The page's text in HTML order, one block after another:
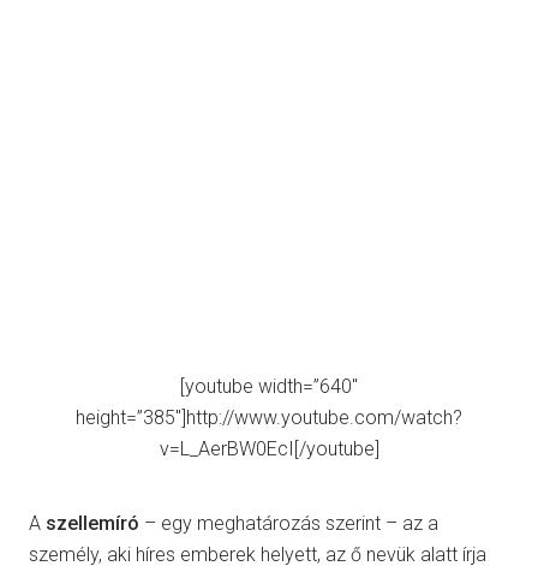
[youtube width=”640″
height=”385″]http://www.youtube.com/watch?
v=L_AerBW0EcI[/youtube]
A szellemíró – egy meghatározás szerint – az a
személy, aki híres emberek helyett, az ő nevük alatt írja